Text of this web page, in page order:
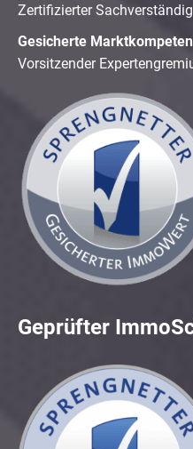
Zertifizierter
Gesicherte
Vorsitzender
Geprüfter